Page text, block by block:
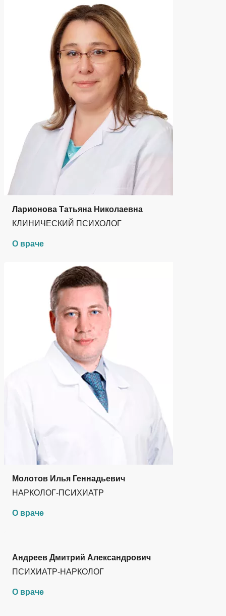
Ларионова Татьяна Николаевна
КЛИНИЧЕСКИЙ ПСИХОЛОГ
О враче
Молотов Илья Геннадьевич
НАРКОЛОГ-ПСИХИАТР
О враче
Андреев Дмитрий Александрович
ПСИХИАТР-НАРКОЛОГ
О враче